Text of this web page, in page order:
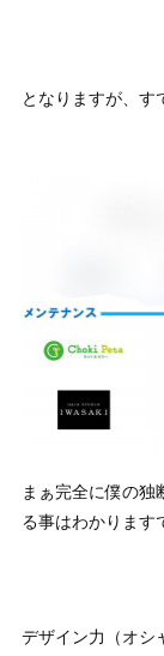
となりますが、す
まぁ完全に僕の
る事はわかります
デザイン力（オシ